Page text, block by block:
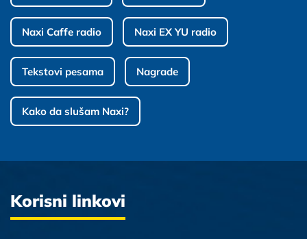
Naxi Caffe radio Naxi EX YU radio
Tekstovi pesama Nagrade
Kako da slušam Naxi?
Korisni linkovi